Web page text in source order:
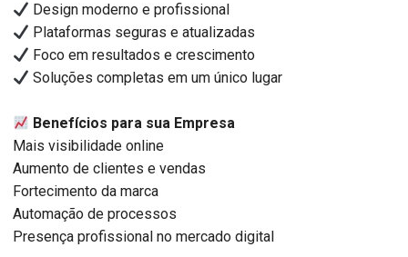
Design moderno e profissional
Plataformas seguras e atualizadas
Foco em resultados e crescimento
Soluções completas em um único lugar
Benefícios para sua Empresa
Mais visibilidade online
Aumento de clientes e vendas
Fortecimento da marca
Automação de processos
Presença profissional no mercado digital